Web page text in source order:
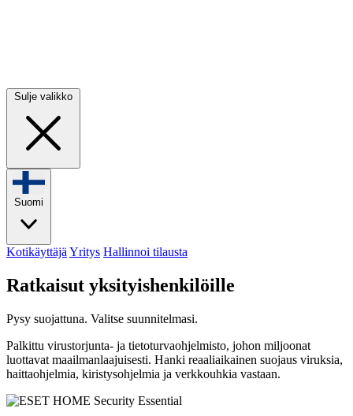
Sulje valikko
Suomi
Kotikäyttäjä Yritys Hallinnoi tilausta
Ratkaisut yksityishenkilöille
Pysy suojattuna. Valitse suunnitelmasi.
Palkittu virustorjunta- ja tietoturvaohjelmisto, johon miljoonat
luottavat maailmanlaajuisesti. Hanki reaaliaikainen suojaus viruksia,
haittaohjelmia, kiristysohjelmia ja verkkouhkia vastaan.